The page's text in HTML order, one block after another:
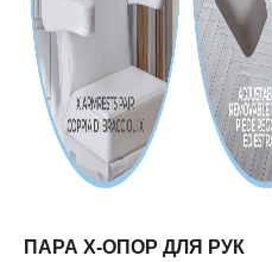
ПАРА X-ОПОР ДЛЯ РУК